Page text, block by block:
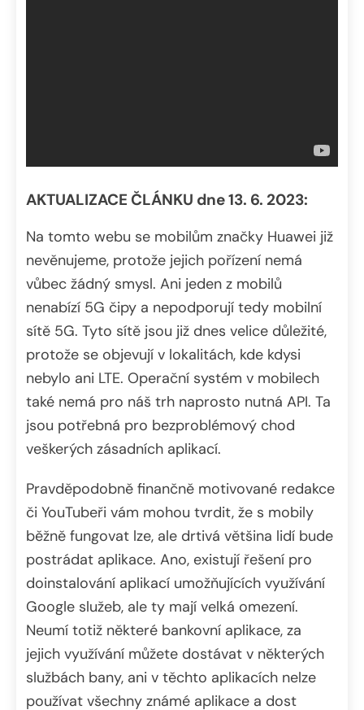
AKTUALIZACE ČLÁNKU dne 13. 6. 2023:
Na tomto webu se mobilům značky Huawei již
nevěnujeme, protože jejich pořízení nemá
vůbec žádný smysl. Ani jeden z mobilů
nenabízí 5G čipy a nepodporují tedy mobilní
sítě 5G. Tyto sítě jsou již dnes velice důležité,
protože se objevují v lokalitách, kde kdysi
nebylo ani LTE. Operační systém v mobilech
také nemá pro náš trh naprosto nutná API. Ta
jsou potřebná pro bezproblémový chod
veškerých zásadních aplikací.
Pravděpodobně finančně motivované redakce
či YouTubeři vám mohou tvrdit, že s mobily
běžně fungovat lze, ale drtivá většina lidí bude
postrádat aplikace. Ano, existují řešení pro
doinstalování aplikací umožňujících využívání
Google služeb, ale ty mají velká omezení.
Neumí totiž některé bankovní aplikace, za
jejich využívání můžete dostávat v některých
službách bany, ani v těchto aplikacích nelze
používat všechny známé aplikace a dost